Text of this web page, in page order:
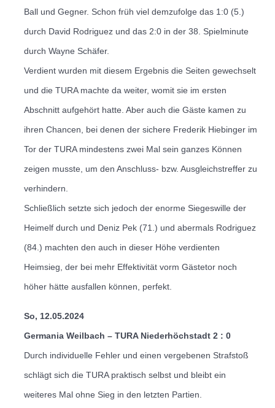
Ball und Gegner. Schon früh viel demzufolge das 1:0 (5.)
durch David Rodriguez und das 2:0 in der 38. Spielminute
durch Wayne Schäfer.
Verdient wurden mit diesem Ergebnis die Seiten gewechselt
und die TURA machte da weiter, womit sie im ersten
Abschnitt aufgehört hatte. Aber auch die Gäste kamen zu
ihren Chancen, bei denen der sichere Frederik Hiebinger im
Tor der TURA mindestens zwei Mal sein ganzes Können
zeigen musste, um den Anschluss- bzw. Ausgleichstreffer zu
verhindern.
Schließlich setzte sich jedoch der enorme Siegeswille der
Heimelf durch und Deniz Pek (71.) und abermals Rodriguez
(84.) machten den auch in dieser Höhe verdienten
Heimsieg, der bei mehr Effektivität vorm Gästetor noch
höher hätte ausfallen können, perfekt.
So, 12.05.2024
Germania Weilbach – TURA Niederhöchstadt 2 : 0
Durch individuelle Fehler und einen vergebenen Strafstoß
schlägt sich die TURA praktisch selbst und bleibt ein
weiteres Mal ohne Sieg in den letzten Partien.